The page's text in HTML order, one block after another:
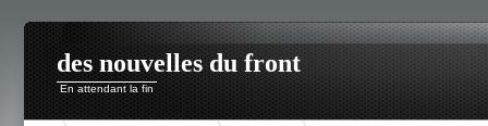
des nouvelles du front
En attendant la fin